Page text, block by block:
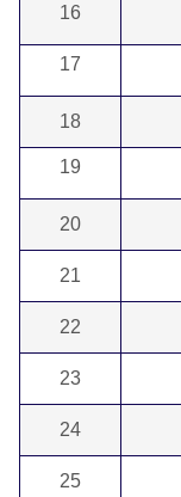
16
17
18
19
20
21
22
23
24
25